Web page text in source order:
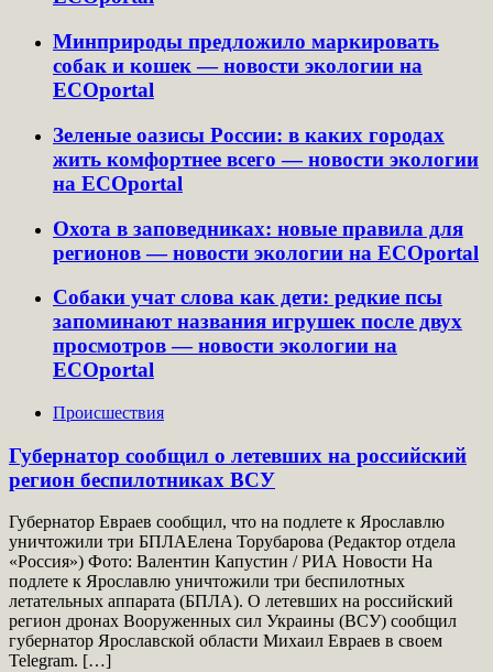
Минприроды предложило маркировать
собак и кошек — новости экологии на
ECOportal
Зеленые оазисы России: в каких городах
жить комфортнее всего — новости экологии
на ECOportal
Охота в заповедниках: новые правила для
регионов — новости экологии на ECOportal
Собаки учат слова как дети: редкие псы
запоминают названия игрушек после двух
просмотров — новости экологии на
ECOportal
Происшествия
Губернатор сообщил о летевших на российский
регион беспилотниках ВСУ
Губернатор Евраев сообщил, что на подлете к Ярославлю
уничтожили три БПЛАЕлена Торубарова (Редактор отдела
«Россия») Фото: Валентин Капустин / РИА Новости На
подлете к Ярославлю уничтожили три беспилотных
летательных аппарата (БПЛА). О летевших на российский
регион дронах Вооруженных сил Украины (ВСУ) сообщил
губернатор Ярославской области Михаил Евраев в своем
Telegram. […]